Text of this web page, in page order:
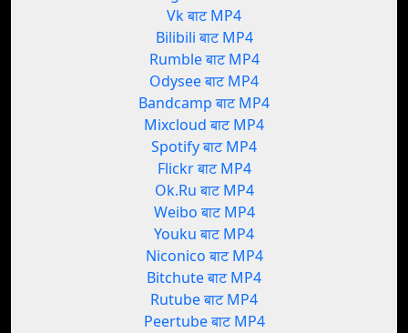
Vk बाट MP4
Bilibili बाट MP4
Rumble बाट MP4
Odysee बाट MP4
Bandcamp बाट MP4
Mixcloud बाट MP4
Spotify बाट MP4
Flickr बाट MP4
Ok.Ru बाट MP4
Weibo बाट MP4
Youku बाट MP4
Niconico बाट MP4
Bitchute बाट MP4
Rutube बाट MP4
Peertube बाट MP4